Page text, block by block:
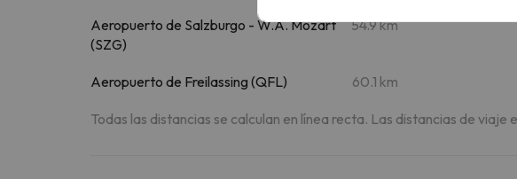
Aeropuerto de Salzburgo - W.A. Mozart
(SZG)
54.9 km
Aeropuerto de Freilassing (QFL) 60.1 km
Todas las distancias se calculan en línea recta. Las distancias de viaje